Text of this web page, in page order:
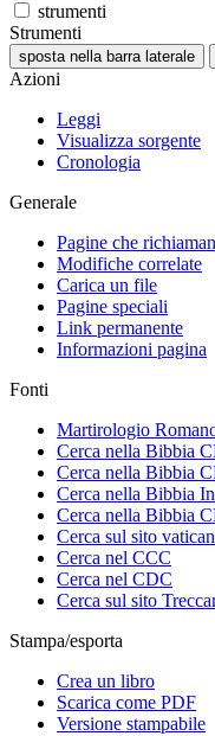
strumenti
Strumenti
sposta nella barra laterale
Azioni
Leggi
Visualizza sorgente
Cronologia
Generale
Pagine che
Modifiche correlate
Carica un file
Pagine speciali
Link permanente
Informazioni pagina
Fonti
Martirologio
Cerca nella Bibbia
Cerca nella Bibbia
Cerca nella Bibbia
Cerca nella Bibbia
Cerca sul sito
Cerca nel CCC
Cerca nel CDC
Cerca sul sito
Stampa/esporta
Crea un libro
Scarica come PDF
Versione stampabile